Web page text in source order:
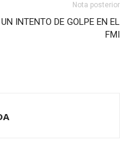
Nota posterior
UN INTENTO DE GOLPE EN EL
FMI